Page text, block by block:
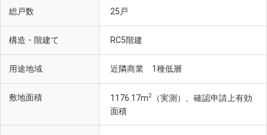
総戸数 25戸
構造・階建て RC5階建
用途地域 近隣商業 1種低層
敷地面積 1176.17m2
（実測）、確認申請上有効
面積